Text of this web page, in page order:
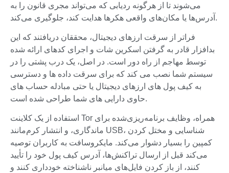
می‌شوند تا از هرگونه ردیابی که می‌تواند مجری قانون را به
آدرس‌ها یا مکان‌های واقعی هکرها هدایت کند، جلوگیری می‌کند.
فراتر از سرقت ارزهای دیجیتال، محققان دریافتند که این
بدافزار قادر به گرفتن اسکرین شات و اجرای کدهای ارائه شده
توسط مهاجم از راه دور است. در اصل، یک درب پشتی را در
سیستم شما نصب می کند که برای سرقت داده ها و دسترسی
به کیف پول های ارزهای دیجیتال یا حتی مبادله حساب های
حاوی دارایی های شما طراحی شده است.
استفاده از یک کلاینت Tor همراه، وظایف برنامه‌ریزی‌شده برای
ماندگاری، و انتشار کرم‌مانند USB، شناسایی و مختل کردن
کمپین را بسیار دشوار می‌کند. مایکروسافت به کاربران توصیه
می‌کند قبل از ارسال تراکنش‌ها، آدرس کیف پول خود را تأیید
کنند، از باز کردن فایل‌های میانبر ناشناخته خودداری کنند و